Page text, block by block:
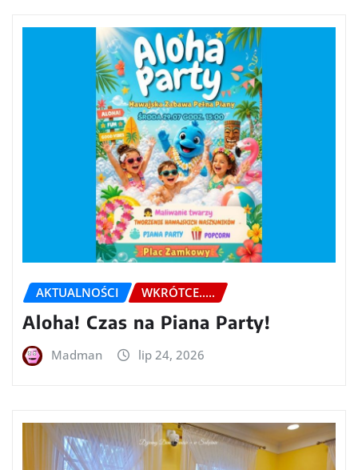
AKTUALNOŚCI WKRÓTCE.....
Aloha! Czas na Piana Party!
Madman lip 24, 2026